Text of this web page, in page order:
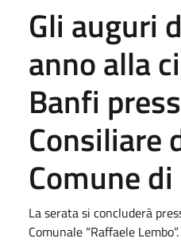
Gli auguri
anno alla
Banfi
Consiliare
Comune
La serata si concluderà
Comunale “Raffaele